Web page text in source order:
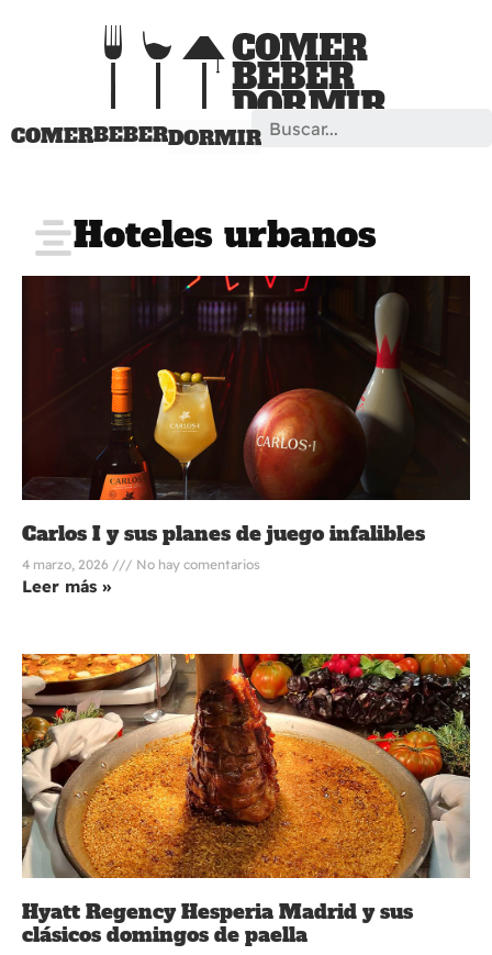
COMERBEBERDORMIR
Search
Hoteles urbanos
Carlos I y sus planes de juego infalibles
4 marzo, 2026 No hay comentarios
Leer más »
Hyatt Regency Hesperia Madrid y sus
clásicos domingos de paella